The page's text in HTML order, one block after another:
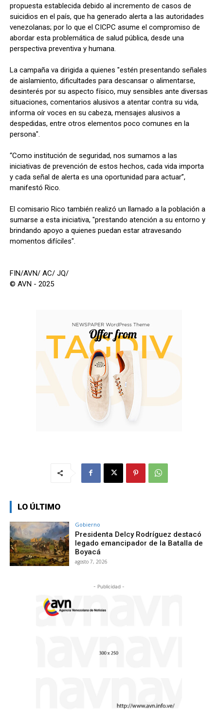
propuesta establecida debido al incremento de casos de
suicidios en el país, que ha generado alerta a las autoridades
venezolanas; por lo que el CICPC asume el compromiso de
abordar esta problemática de salud pública, desde una
perspectiva preventiva y humana.
La campaña va dirigida a quienes "estén presentando señales
de aislamiento, dificultades para descansar o alimentarse,
desinterés por su aspecto físico, muy sensibles ante diversas
situaciones, comentarios alusivos a atentar contra su vida,
informa oír voces en su cabeza, mensajes alusivos a
despedidas, entre otros elementos poco comunes en la
persona".
“Como institución de seguridad, nos sumamos a las
iniciativas de prevención de estos hechos, cada vida importa
y cada señal de alerta es una oportunidad para actuar”,
manifestó Rico.
El comisario Rico también realizó un llamado a la población a
sumarse a esta iniciativa, "prestando atención a su entorno y
brindando apoyo a quienes puedan estar atravesando
momentos difíciles".
FIN/AVN/ AC/ JQ/
© AVN - 2025
LO ÚLTIMO
Gobierno
Presidenta Delcy Rodríguez destacó
legado emancipador de la Batalla de
Boyacá
agosto 7, 2026
- Publicidad -